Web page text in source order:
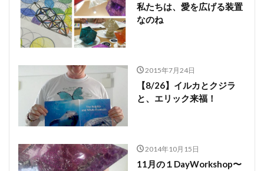
私たちは、愛を広げる装置
なのね
2015年7月24日
【8/26】イルカとクジラ
と、エリック来福！
2014年10月15日
11月の１DayWorkshop〜